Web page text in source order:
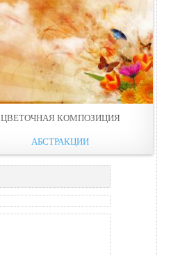
ЦВЕТОЧНАЯ КОМПОЗИЦИЯ
АБСТРАКЦИИ